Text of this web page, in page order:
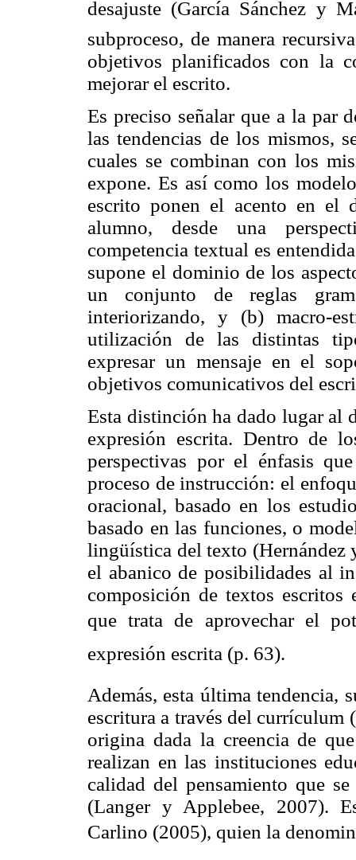
desajuste (García Sánchez y
subproceso, de manera
objetivos planificados con la
mejorar el escrito.
Es preciso señalar que a la par
las tendencias de los mismos,
cuales se combinan con los
expone. Es así como los
escrito ponen el acento en el
alumno, desde una
competencia textual es
supone el dominio de los
un conjunto de reglas
interiorizando, y (b) macro-
utilización de las distintas
expresar un mensaje en el
objetivos comunicativos del
Esta distinción ha dado lugar al
expresión escrita. Dentro de
perspectivas por el énfasis
proceso de instrucción: el
oracional, basado en los
basado en las funciones, o
lingüística del texto (Hernández
el abanico de posibilidades al
composición de textos escritos
que trata de aprovechar el
expresión escrita (p. 63).
Además, esta última tendencia,
escritura a través del
origina dada la creencia de
realizan en las instituciones
calidad del pensamiento que
(Langer y Applebee, 2007).
Carlino (2005), quien la